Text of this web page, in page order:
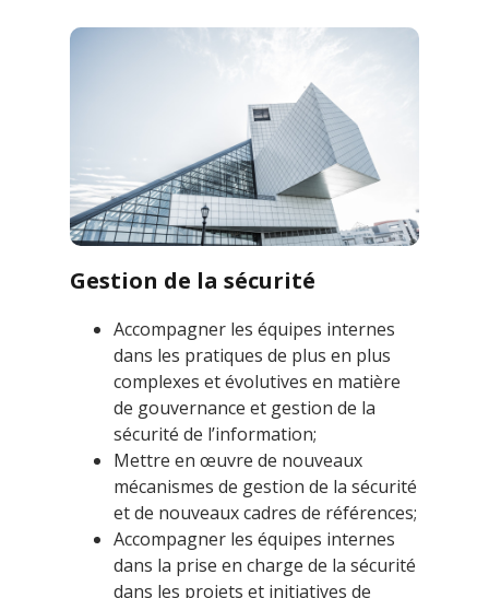
Gestion de la sécurité
Accompagner les équipes internes
dans les pratiques de plus en plus
complexes et évolutives en matière
de gouvernance et gestion de la
sécurité de l’information;
Mettre en œuvre de nouveaux
mécanismes de gestion de la sécurité
et de nouveaux cadres de références;
Accompagner les équipes internes
dans la prise en charge de la sécurité
dans les projets et initiatives de